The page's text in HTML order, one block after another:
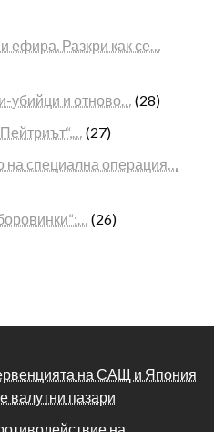
ефира. Разкри как се…
убийци и отново… (28)
(27)
на специална операция…
(26)
на САЩ и Япония
валутни пазари